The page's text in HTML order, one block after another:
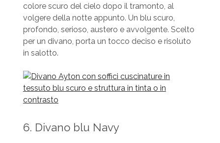
colore scuro del cielo dopo il tramonto, al
volgere della notte appunto. Un blu scuro,
profondo, serioso, austero e avvolgente. Scelto
per un divano, porta un tocco deciso e risoluto
in salotto.
6. Divano blu Navy